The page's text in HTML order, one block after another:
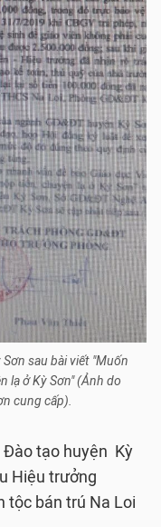
sau bài viết "Muốn
lạ ở Kỳ Sơn" (Ảnh do
cung cấp).
Đào tạo huyện Kỳ
Hiệu trưởng
tộc bán trú Na Loi